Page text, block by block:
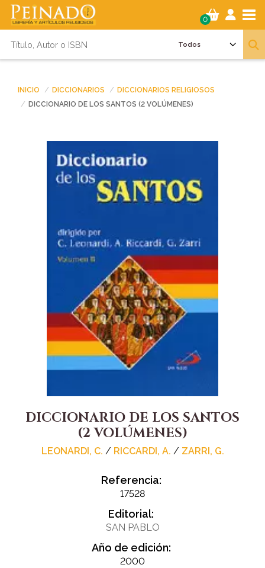
0
INICIO DICCIONARIOS
DICCIONARIOS RELIGIOSOS
DICCIONARIO DE LOS SANTOS (2 VOLÚMENES)
DICCIONARIO DE LOS SANTOS
(2 VOLÚMENES)
LEONARDI, C. / RICCARDI, A. / ZARRI, G.
Referencia:
17528
Editorial:
SAN PABLO
Año de edición:
2000